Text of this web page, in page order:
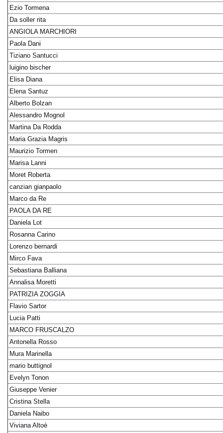
Ezio Tormena
Da soller rita
ANGIOLA MARCHIORI
Paola Dani
Tiziano Santucci
luigino bischer
Elisa Diana
Elena Santuz
Alberto Bolzan
Alessandro Mognol
Martina Da Rodda
Maria Grazia Magris
Maurizio Tormen
Marisa Lanni
Moret Roberta
canzian gianpaolo
Marco da Re
PAOLA DA RE
Daniela Lot
Rosanna Carino
Lorenzo bernardi
Mirco Fava
Sebastiana Balliana
Annalisa Moretti
PATRIZIA ZOGGIA
Flavio Sartor
Lucia Patti
MARCO FRUSCALZO
Antonella Rosso
Mura Marinella
mario buttignol
Evelyn Tonon
Giuseppe Venier
Cristina Stella
Daniela Naibo
Viviana Altoè